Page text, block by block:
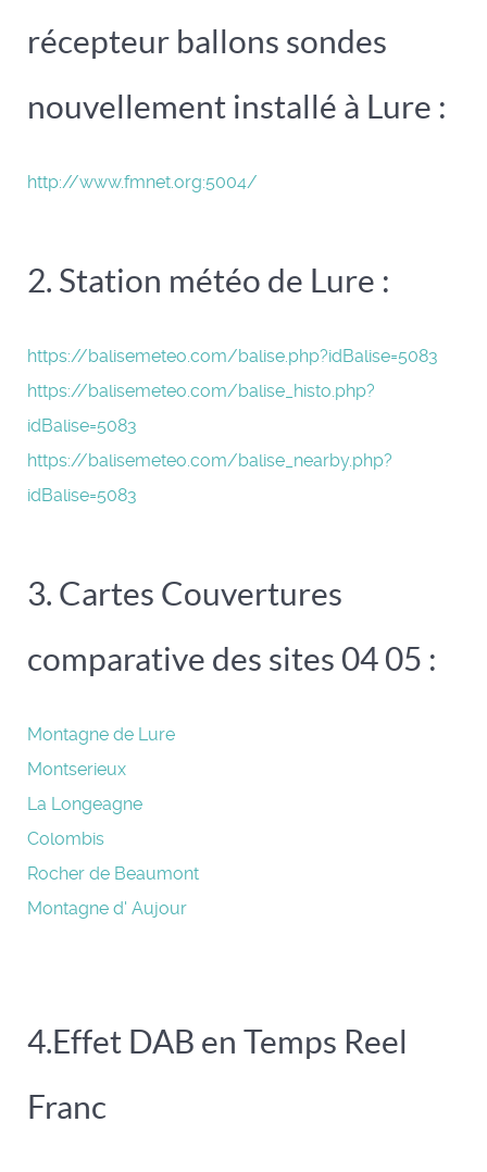
récepteur ballons sondes
nouvellement installé à Lure :
http://www.fmnet.org:5004/
2. Station météo de Lure :
https://balisemeteo.com/balise.php?idBalise=5083
https://balisemeteo.com/balise_histo.php?
idBalise=5083
https://balisemeteo.com/balise_nearby.php?
idBalise=5083
3. Cartes Couvertures
comparative des sites 04 05 :
Montagne de Lure
Montserieux
La Longeagne
Colombis
Rocher de Beaumont
Montagne d' Aujour
4.Effet DAB en Temps Reel
Franc